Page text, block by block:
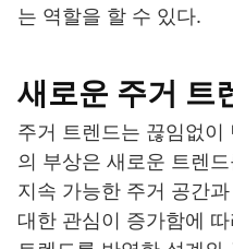
는 역할을 할 수 있다.
새로운 주거 트
주거 트렌드는 끊임없
의 부상은 새로운 트렌
지속 가능한 주거 공간
대한 관심이 증가함에